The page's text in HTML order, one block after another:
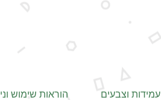
הוראות שימוש עמידות וצבעים